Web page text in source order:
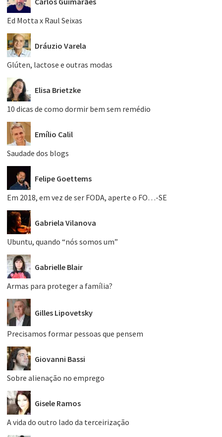
Ed Motta x Raul Seixas
Dráuzio Varela
Glúten, lactose e outras modas
Elisa Brietzke
10 dicas de como dormir bem sem remédio
Emílio Calil
Saudade dos blogs
Felipe Goettems
Em 2018, em vez de ser FODA, aperte o FO…-SE
Gabriela Vilanova
Ubuntu, quando “nós somos um”
Gabrielle Blair
Armas para proteger a família?
Gilles Lipovetsky
Precisamos formar pessoas que pensem
Giovanni Bassi
Sobre alienação no emprego
Gisele Ramos
A vida do outro lado da terceirização